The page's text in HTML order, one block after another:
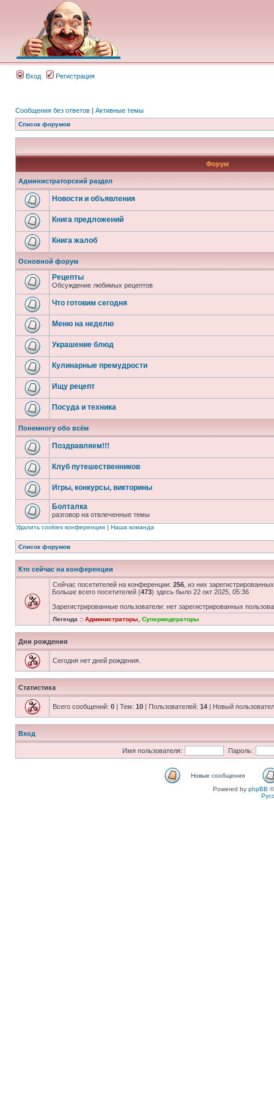
Вход Регистрация
Сообщения без ответов | Активные темы
Список форумов
Форум
Администраторский раздел
Новости и объявления
Книга предложений
Книга жалоб
Основной форум
Рецепты
Обсуждение любимых рецептов
Что готовим сегодня
Меню на неделю
Украшение блюд
Кулинарные премудрости
Ищу рецепт
Посуда и техника
Понемногу обо всём
Поздравляем!!!
Клуб путешественников
Игры, конкурсы, викторины
Болталка
разговор на отвлеченные темы
Удалить cookies конференции | Наша команда
Список форумов
Кто сейчас на конференции
Сейчас посетителей на конференции: 256 , из них
Больше всего посетителей (473) здесь было 22 окт 2025, 05:36
Зарегистрированные пользователи: нет зарегистрированных
Легенда :: Администраторы Супермодераторы
Дни рождения
Сегодня нет дней рождения.
Статистика
Всего сообщений: 0 | Тем: 10 | Пользователей: 14 | Новый
Вход
Имя пользователя: Пароль:
Новые сообщения
Powered by phpBB